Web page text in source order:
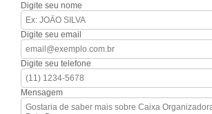
Digite seu nome
Digite seu email
Digite seu telefone
Mensagem